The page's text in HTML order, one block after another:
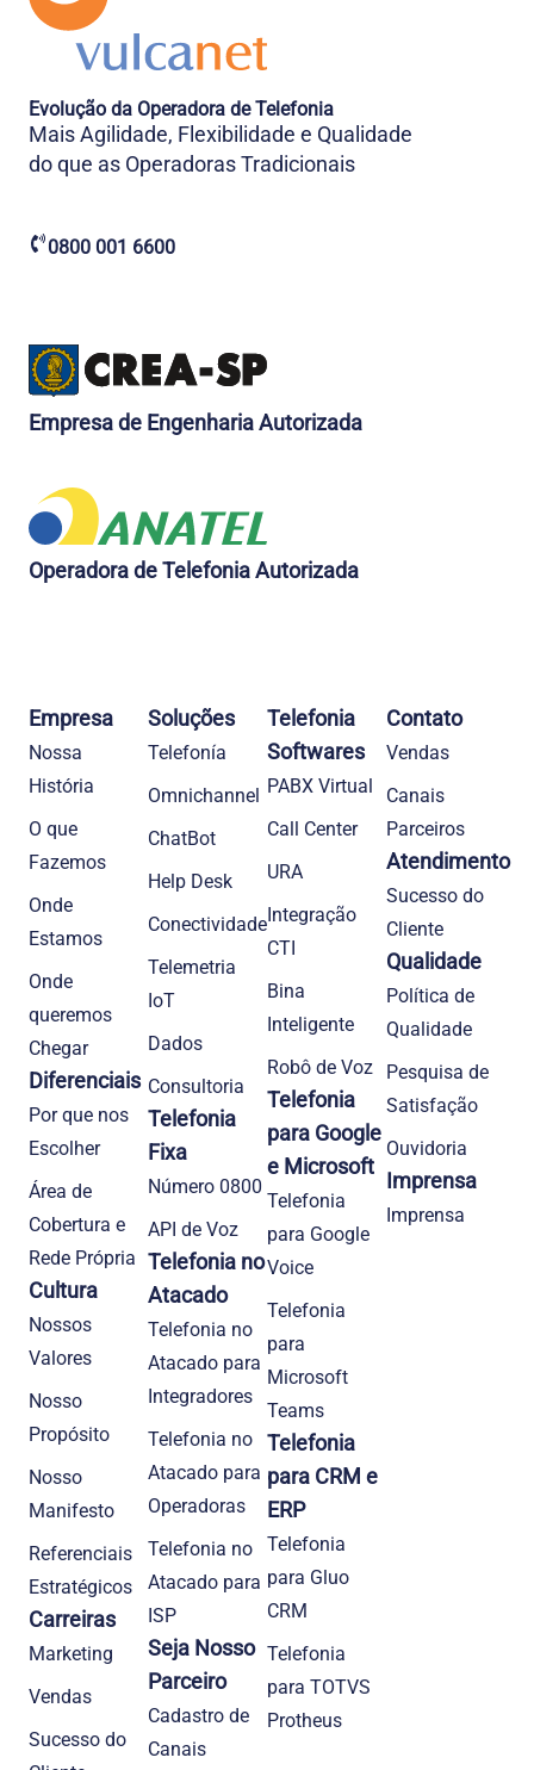
Evolução da Operadora de Telefonia
Mais Agilidade, Flexibilidade e Qualidade
do que as Operadoras Tradicionais
0800 001 6600
Empresa de Engenharia Autorizada
Operadora de Telefonia Autorizada
Empresa
Nossa
História
O que
Fazemos
Onde
Estamos
Onde
queremos
Chegar
Diferenciais
Por que nos
Escolher
Área de
Cobertura e
Rede Própria
Cultura
Nossos
Valores
Nosso
Propósito
Nosso
Manifesto
Referenciais
Estratégicos
Carreiras
Marketing
Vendas
Sucesso do
Soluções
Telefonía
Omnichannel
ChatBot
Help Desk
Conectividade
Telemetria
IoT
Dados
Consultoria
Telefonia
Fixa
Número 0800
API de Voz
Telefonia no
Atacado
Telefonia no
Atacado para
Integradores
Telefonia no
Atacado para
Operadoras
Telefonia no
Atacado para
ISP
Seja Nosso
Parceiro
Cadastro de
Canais
Telefonia
Softwares
PABX Virtual
Call Center
URA
Integração
CTI
Bina
Inteligente
Robô de Voz
Telefonia
para Google
e Microsoft
Telefonia
para Google
Voice
Telefonia
para
Microsoft
Teams
Telefonia
para CRM e
ERP
Telefonia
para Gluo
CRM
Telefonia
para TOTVS
Protheus
Contato
Vendas
Canais
Parceiros
Atendimento
Sucesso do
Cliente
Qualidade
Política de
Qualidade
Pesquisa de
Satisfação
Ouvidoria
Imprensa
Imprensa